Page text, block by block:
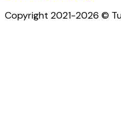
Copyright 2021-2026 ©